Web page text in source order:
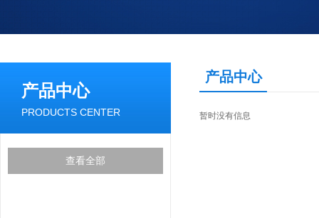
产品中心
PRODUCTS CENTER
查看全部
产品中心
暂时没有信息